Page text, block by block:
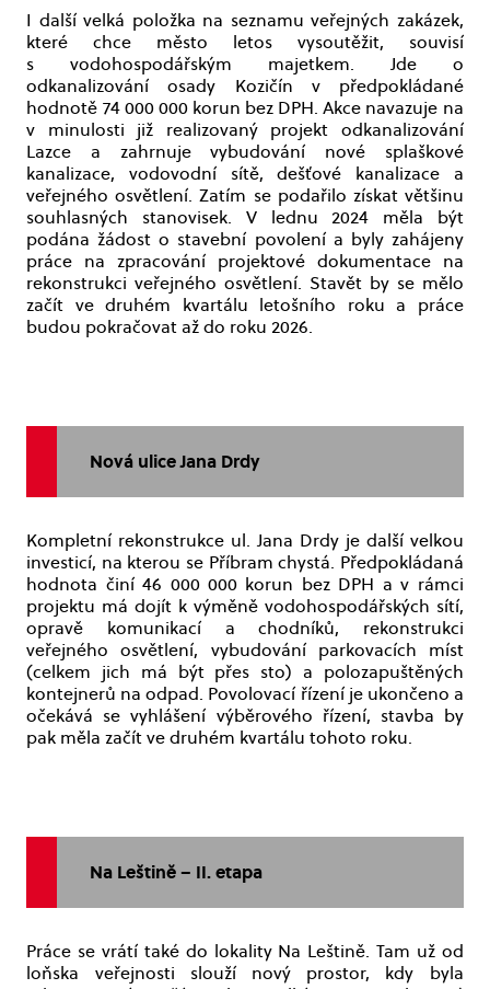
I další velká položka na seznamu veřejných zakázek,
které chce město letos vysoutěžit, souvisí
s vodohospodářským majetkem. Jde o
odkanalizování osady Kozičín v předpokládané
hodnotě 74 000 000 korun bez DPH. Akce navazuje na
v minulosti již realizovaný projekt odkanalizování
Lazce a zahrnuje vybudování nové splaškové
kanalizace, vodovodní sítě, dešťové kanalizace a
veřejného osvětlení. Zatím se podařilo získat většinu
souhlasných stanovisek. V lednu 2024 měla být
podána žádost o stavební povolení a byly zahájeny
práce na zpracování projektové dokumentace na
rekonstrukci veřejného osvětlení. Stavět by se mělo
začít ve druhém kvartálu letošního roku a práce
budou pokračovat až do roku 2026.
Nová ulice Jana Drdy
Kompletní rekonstrukce ul. Jana Drdy je další velkou
investicí, na kterou se Příbram chystá. Předpokládaná
hodnota činí 46 000 000 korun bez DPH a v rámci
projektu má dojít k výměně vodohospodářských sítí,
opravě komunikací a chodníků, rekonstrukci
veřejného osvětlení, vybudování parkovacích míst
(celkem jich má být přes sto) a polozapuštěných
kontejnerů na odpad. Povolovací řízení je ukončeno a
očekává se vyhlášení výběrového řízení, stavba by
pak měla začít ve druhém kvartálu tohoto roku.
Na Leštině – II. etapa
Práce se vrátí také do lokality Na Leštině. Tam už od
loňska veřejnosti slouží nový prostor, kdy byla